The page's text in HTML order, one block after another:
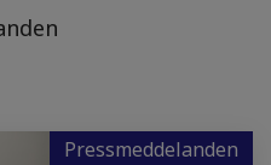
Pressmeddelanden